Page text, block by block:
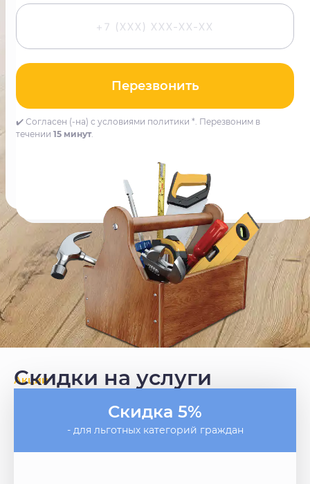
Перезвонить
✔️ Согласен (-на) с условиями политики *. Перезвоним в
течении 15 минут.
Акции
Скидки на услуги
Скидка 5%
- для льготных категорий граждан